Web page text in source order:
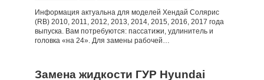
Информация актуальна для моделей Хендай Солярис
(RB) 2010, 2011, 2012, 2013, 2014, 2015, 2016, 2017 года
выпуска. Вам потребуются: пассатижи, удлинитель и
головка «на 24». Для замены рабочей…
Замена жидкости ГУР Hyundai